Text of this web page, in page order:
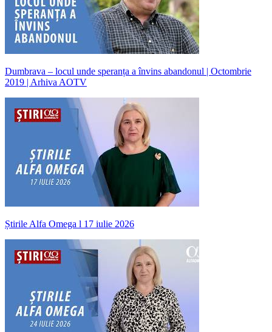
Dumbrava – locul unde speranța a învins abandonul | Octombrie
2019 | Arhiva AOTV
Știrile Alfa Omega l 17 iulie 2026